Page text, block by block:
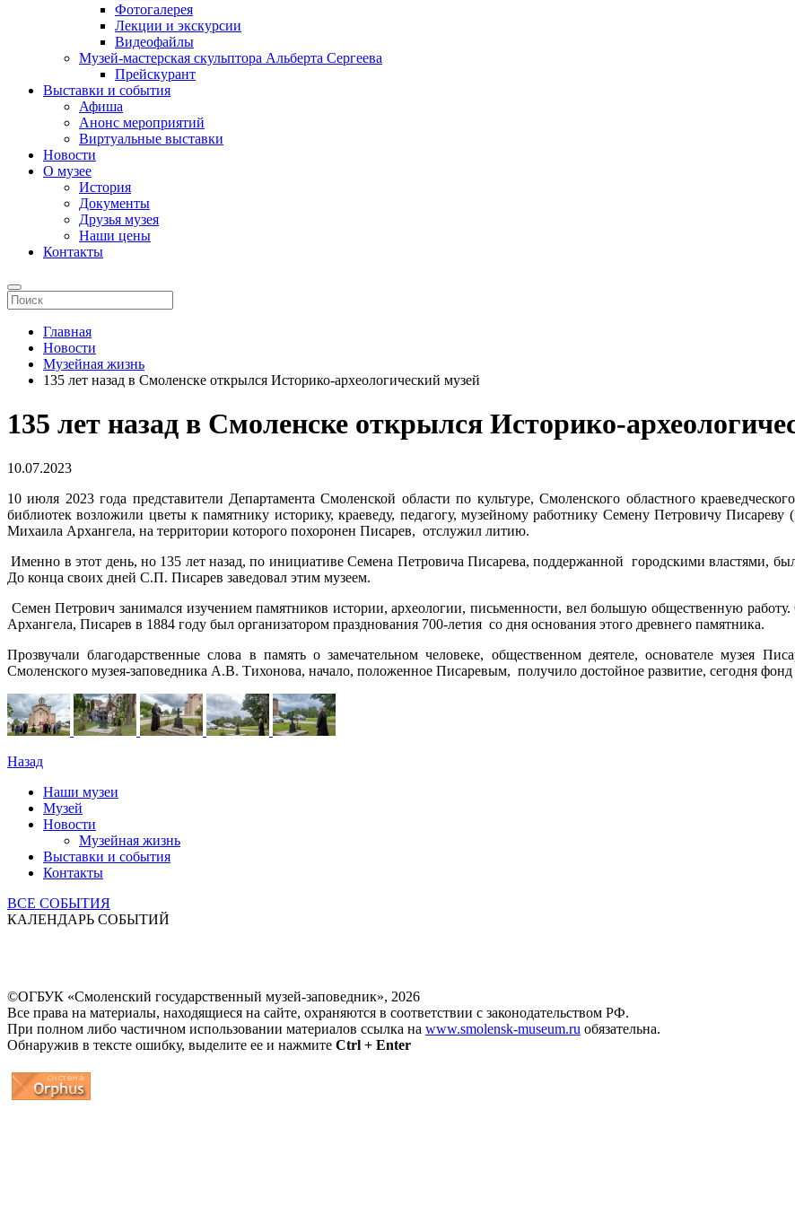
Фотогалерея
Лекции и экскурсии
Видеофайлы
Музей-мастерская скульптора Альберта Сергеева
Прейскурант
Выставки и события
Афиша
Анонс мероприятий
Виртуальные выставки
Новости
О музее
История
Документы
Друзья музея
Наши цены
Контакты
Главная
Новости
Музейная жизнь
135 лет назад в Смоленске открылся Историко-археологический музей
135 лет назад в Смоленске открылся Историко-
10.07.2023
10 июля 2023 года представители Департамента Смоленской области по культуре, Смоленского областного
библиотек возложили цветы к памятнику историку, краеведу, педагогу, музейному работнику Семену Петровичу
Михаила Архангела, на территории которого похоронен Писарев, отслужил литию.
Именно в этот день, но 135 лет назад, по инициативе Семена Петровича Писарева, поддержанной городскими властями,
До конца своих дней С.П. Писарев заведовал этим музеем.
Семен Петрович занимался изучением памятников истории, археологии, письменности, вел большую общественную
Архангела, Писарев в 1884 году был организатором празднования 700-летия со дня основания этого древнего памятника.
Прозвучали благодарственные слова в память о замечательном человеке, общественном деятеле, основателе музея
Смоленского музея-заповедника А.В. Тихонова, начало, положенное Писаревым, получило достойное развитие, сегодня
Назад
Наши музеи
Музей
Новости
Музейная жизнь
Выставки и события
Контакты
ВСЕ СОБЫТИЯ
КАЛЕНДАРЬ СОБЫТИЙ
©ОГБУК «Смоленский государственный музей-заповедник», 2026
Все права на материалы, находящиеся на сайте, охраняются в соответствии с законодательством РФ.
При полном либо частичном использовании материалов ссылка на www.smolensk-museum.ru обязательна.
Обнаружив в тексте ошибку, выделите ее и нажмите Ctrl + Enter